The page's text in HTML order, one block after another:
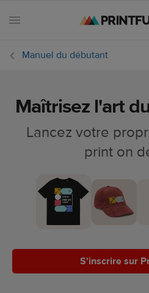
Toutes les
Dates e-
commerce
Manuel du débutant
Maîtrisez l'art
Lancez votre
print on
S'inscrire sur